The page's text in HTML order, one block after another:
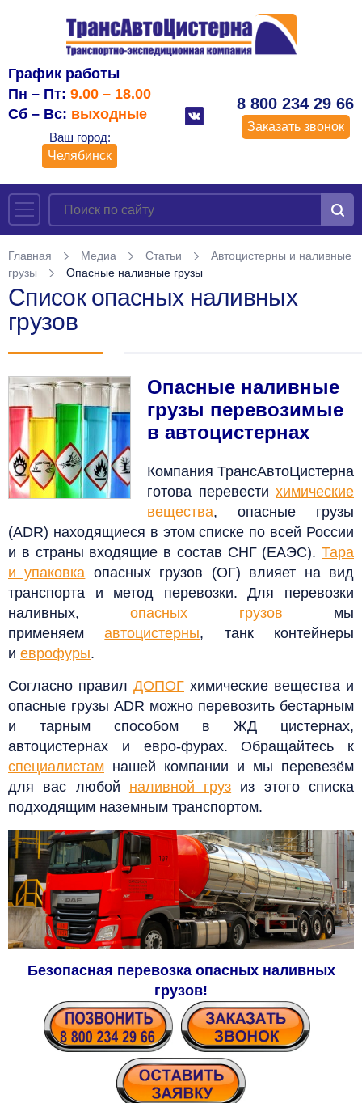
График работы
Пн – Пт: 9.00 – 18.00
Сб – Вс: выходные
Ваш город:
Челябинск
8 800 234 29 66
Заказать звонок
Главная Медиа Статьи
Автоцистерны и наливные
грузы
Опасные наливные грузы
Список опасных наливных
грузов
Опасные наливные
грузы перевозимые
в автоцистернах
Компания ТрансАвтоЦистерна
готова перевести химические
вещества, опасные грузы
(ADR) находящиеся в этом списке по всей России
и в страны входящие в состав СНГ (ЕАЭС). Тара
и упаковка опасных грузов (ОГ) влияет на вид
транспорта и метод перевозки.Для перевозки
наливных,опасных грузов мы
применяемавтоцистерны, танк контейнеры
и еврофуры.
Согласно правил ДОПОГ химические вещества и
опасные грузы ADR можно перевозить бестарным
и тарным способом в ЖД цистернах,
автоцистернах и евро-фурах. Обращайтесь к
специалистам нашей компании и мы перевезём
для вас любой наливной груз из этого списка
подходящим наземным транспортом.
Безопасная перевозка опасных наливных
грузов!